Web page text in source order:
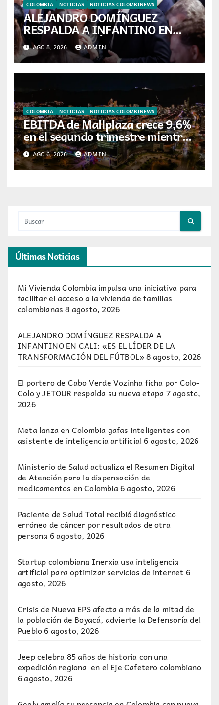
COLOMBIA NOTICIAS NOTICIAS COLOMBINEWS
ALEJANDRO DOMÍNGUEZ
RESPALDA A INFANTINO EN
CALI: «ES EL LÍDER DE LA
TRANSFORMACIÓN DEL
FÚTBOL»
AGO 8, 2026 ADMIN
COLOMBIA NOTICIAS NOTICIAS COLOMBINEWS
EBITDA de Mallplaza crece 9,6%
en el segundo trimestre mientras
avanza en su plan de crecimiento
en Colombia
AGO 6, 2026 ADMIN
Últimas Noticias
Mi Vivienda Colombia impulsa una iniciativa para
facilitar el acceso a la vivienda de familias
colombianas 8 agosto, 2026
ALEJANDRO DOMÍNGUEZ RESPALDA A
INFANTINO EN CALI: «ES EL LÍDER DE LA
TRANSFORMACIÓN DEL FÚTBOL»8 agosto, 2026
El portero de Cabo Verde Vozinha ficha por Colo-
Colo y JETOUR respalda su nueva etapa7 agosto,
2026
Meta lanza en Colombia gafas inteligentes con
asistente de inteligencia artificial 6 agosto, 2026
Ministerio de Salud actualiza el Resumen Digital
de Atención para la dispensación de
medicamentos en Colombia6 agosto, 2026
Paciente de Salud Total recibió diagnóstico
erróneo de cáncer por resultados de otra
persona6 agosto, 2026
Startup colombiana Inerxia usa inteligencia
artificial para optimizar servicios de internet 6
agosto, 2026
Crisis de Nueva EPS afecta a más de la mitad de
la población de Boyacá, advierte la Defensoría del
Pueblo6 agosto, 2026
Jeep celebra 85 años de historia con una
expedición regional en el Eje Cafetero colombiano
6 agosto, 2026